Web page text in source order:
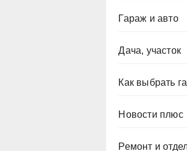
Гараж и авто
Дача, участок
Как выбрать
Новости плюс
Ремонт и